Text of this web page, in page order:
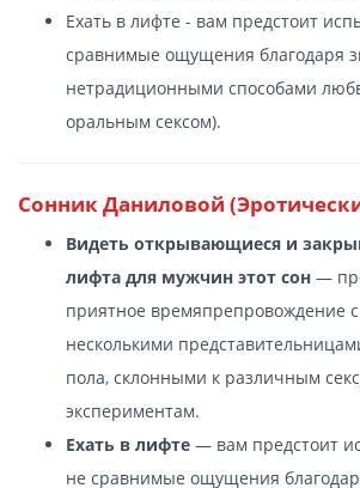
Ехать в лифте - вам предстоит
сравнимые ощущения благодаря
нетрадиционными способами
оральным сексом).
Сонник Даниловой
Видеть открывающиеся и
лифта для мужчин этот сон —
приятное времяпрепровождение
несколькими
пола, склонными к различным
экспериментам.
Ехать в лифте — вам предстоит
не сравнимые ощущения